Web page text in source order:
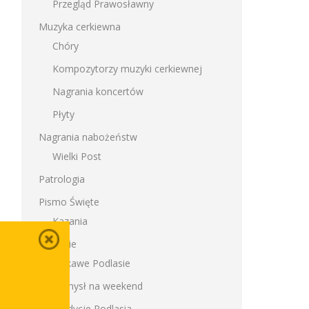
Przegląd Prawosławny
Muzyka cerkiewna
Chóry
Kompozytorzy muzyki cerkiewnej
Nagrania koncertów
Płyty
Nagrania nabożeństw
Wielki Post
Patrologia
Pismo Święte
Kazania
Podlasie
Ciekawe Podlasie
Pomysł na weekend